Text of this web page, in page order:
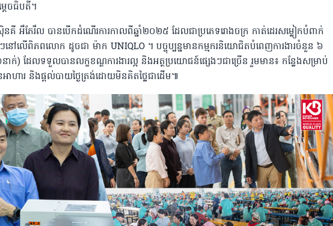
េចធិបតី។
គី អឹភែរឹល បានបើកដំណើរការកាលពីឆ្នាំ២០២៥ ដែលជាប្រភេទរោងចក្រ កាត់ដេរសម្លៀកបំពាក់
ៗនៅលើពិភពលោក ដូចជា ម៉ាក UNIQLO ។ បច្ចុប្បន្នមានកម្មករនិយោជិតបំពេញការងារចំនួន ៦
) ដែលទទួលបានលក្ខខណ្ឌការងារល្អ និងអត្ថប្រយោជន៍ផ្សេងៗជាច្រើន រួមមាន៖ កន្លែងសម្រាប់
ហារ និងផ្តល់បាយថ្ងៃត្រង់ដោយមិនគិតថ្លៃជាដើម៕